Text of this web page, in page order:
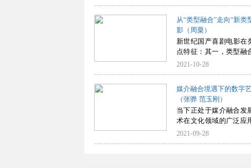
程中各民族可持续发展
阐发上。
技术赋能下实现的非
象，建构起了基于消费
看似主动的数字劳动和
拟偶像与粉丝们共同打
从“类型融合”走向“新类
影（周粟）
新世纪国产喜剧电影在
点特征：其一，类型融
动了喜剧亚类型的兴盛
下，新世纪以来的国产
层面的诸多现实困局。
剧观念与喜剧形态两
合”走向“新类型”。
2021-10-28
媒介融合境遇下的数字
（张骅 范玉刚）
当下正处于媒介融合发
术在文化领域的广泛应
化，形成了有时代特征
2021-09-28